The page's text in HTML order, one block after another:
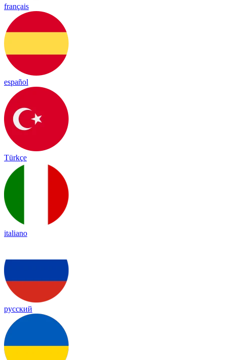
français
español
Türkçe
italiano
русский